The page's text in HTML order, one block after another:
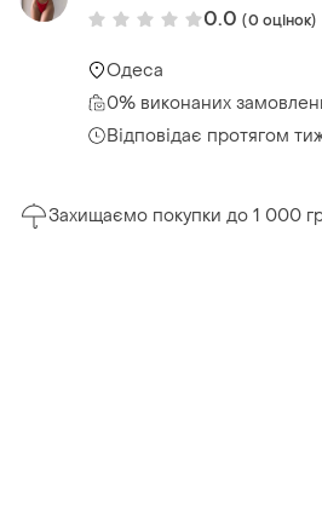
0.0 (0 оцінок)
Одеса
0% виконаних
Відповідає протягом
Захищаємо покупки до 1 000